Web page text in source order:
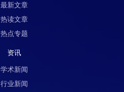
最新文章
热读文章
热点专题
资讯
学术新闻
行业新闻